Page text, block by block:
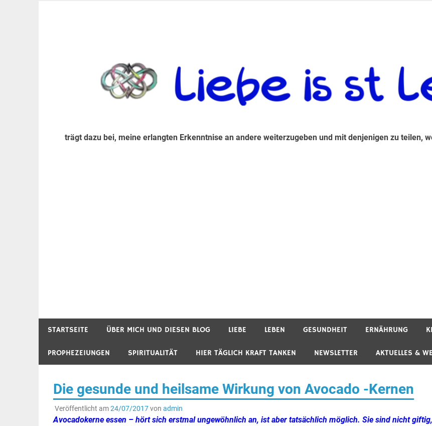
trägt dazu bei, meine erlangten Erkenntnise an andere weiterzugeben und mit denjenigen zu teilen,
STARTSEITE ÜBER MICH UND DIESEN BLOG LIEBE LEBEN GESUNDHEIT ERNÄHRUNG
PROPHEZEIUNGEN SPIRITUALITÄT HIER TÄGLICH KRAFT TANKEN NEWSLETTER AKTUELLES &
Die gesunde und heilsame Wirkung von Avocado -Kernen
Veröffentlicht am24/07/2017von admin
Avocadokerne essen – hört sich erstmal ungewöhnlich an, ist aber tatsächlich möglich. Sie sind nicht